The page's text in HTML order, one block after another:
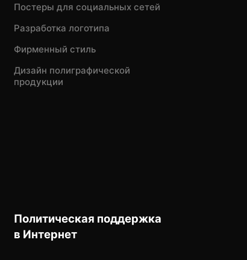
Постеры для социальных сетей
Разработка логотипа
Фирменный стиль
Дизайн полиграфической
продукции
Политическая поддержка
в Интернет